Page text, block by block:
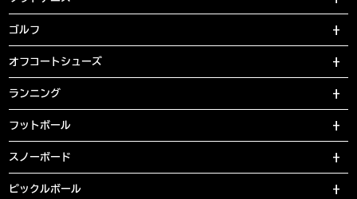
ゴルフ
オフコートシューズ
ランニング
フットボール
スノーボード
ピックルボール